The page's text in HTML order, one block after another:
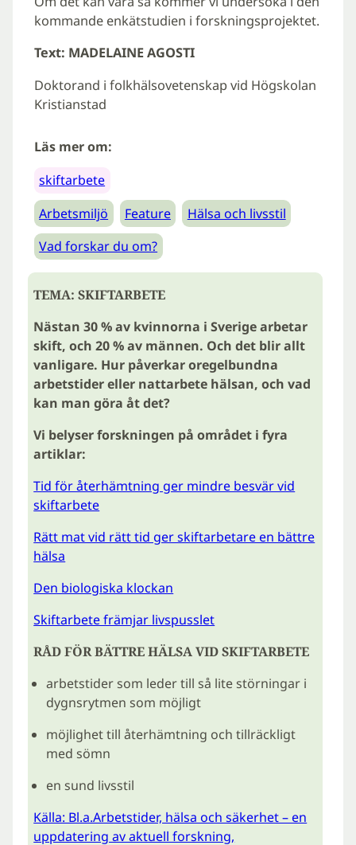
kommande enkätstudien i forskningsprojektet.
Text: MADELAINE AGOSTI
Doktorand i folkhälsovetenskap vid Högskolan
Kristianstad
Läs mer om:
skiftarbete
Arbetsmiljö
Feature
Hälsa och livsstil
Vad forskar du om?
TEMA: SKIFTARBETE
Nästan 30 % av kvinnorna i Sverige arbetar
skift, och 20 % av männen. Och det blir allt
vanligare. Hur påverkar oregelbundna
arbetstider eller nattarbete hälsan, och vad
kan man göra åt det?
Vi belyser forskningen på området i fyra
artiklar:
Tid för återhämtning ger mindre besvär vid
skiftarbete
Rätt mat vid rätt tid ger skiftarbetare en bättre
hälsa
Den biologiska klockan
Skiftarbete främjar livspusslet
RÅD FÖR BÄTTRE HÄLSA VID SKIFTARBETE
arbetstider som leder till så lite störningar i
dygnsrytmen som möjligt
möjlighet till återhämtning och tillräckligt
med sömn
en sund livsstil
Källa: Bl.a.Arbetstider, hälsa och säkerhet – en
uppdatering av aktuell forskning,